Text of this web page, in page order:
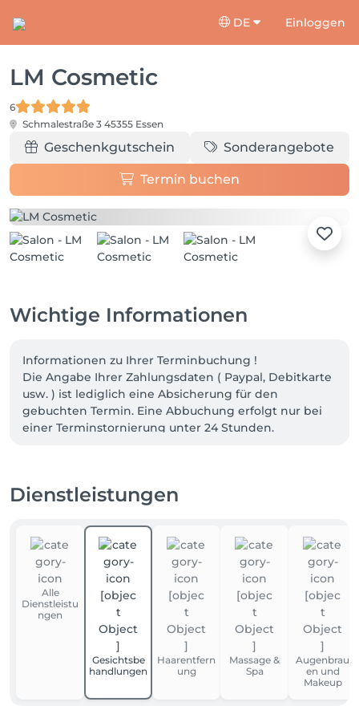
DE Einloggen
LM Cosmetic
6
Schmalestraße 3 45355 Essen
Geschenkgutschein Sonderangebote
Termin buchen
Wichtige Informationen
Informationen zu Ihrer Terminbuchung !
Die Angabe Ihrer Zahlungsdaten ( Paypal, Debitkarte
usw. ) ist lediglich eine Absicherung für den
gebuchten Termin. Eine Abbuchung erfolgt nur bei
einer Terminstornierung unter 24 Stunden.
Dienstleistungen
Alle
Dienstleistu
ngen
Gesichtsbe
handlungen
Haarentfern
ung
Massage &
Spa
Augenbrau
en und
Makeup